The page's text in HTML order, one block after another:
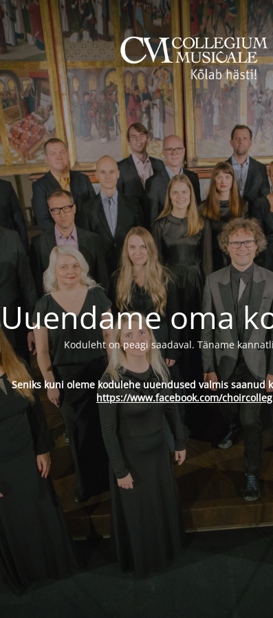
Uuendame oma
Koduleht on peagi saadaval. Täname
Seniks kuni oleme kodulehe uuendused valmis saanud
https://www.facebook.com/